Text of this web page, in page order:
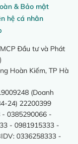
& Bảo mật
hệ cá nhân
Đầu tư và Phát
Hoàn Kiếm, TP Hà
(Doanh
24) 22200399
- 0385290066 -
- 0981915333 -
0336258333 -